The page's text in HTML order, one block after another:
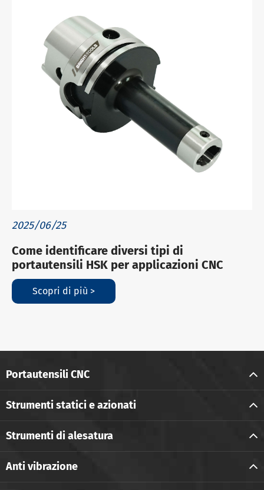
2025/06/25
Come identificare diversi tipi di
portautensili HSK per applicazioni CNC
Scopri di più >
Portautensili CNC
Strumenti statici e azionati
Strumenti di alesatura
Anti vibrazione